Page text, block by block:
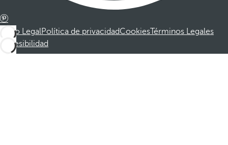
Aviso LegalPolítica de privacidadCookiesTérminos Legales
Accesibilidad